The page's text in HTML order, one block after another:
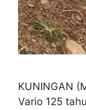
KUNINGAN
Vario 125